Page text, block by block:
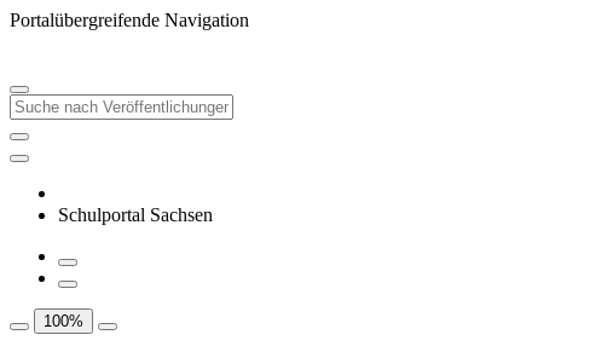
Portalübergreifende Navigation
Schulportal Sachsen
100%